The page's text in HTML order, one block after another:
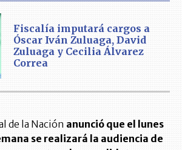
Fiscalía imputará cargos a
Óscar Iván Zuluaga, David
Zuluaga y Cecilia Álvarez
Correa
de la Nación anunció que el lunes
se realizará la audiencia de